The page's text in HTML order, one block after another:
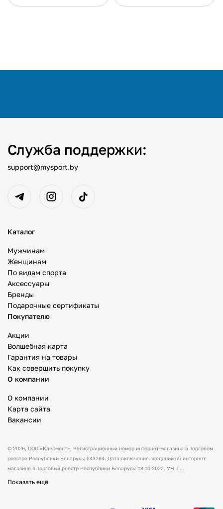
Служба поддержки:
support@mysport.by
Каталог
Мужчинам
Женщинам
По видам спорта
Аксессуары
Бренды
Подарочные сертификаты
Покупателю
Акции
Волшебная карта
Гарантия на товары
Как совершить покупку
О компании
О компании
Карта сайта
Вакансии
© 2026, ООО «Клермонт» , Регистрационный номер интернет-магазина в Торговом
реестре Республики Беларусь: 543264. Дата включения сведений об интернет-
магазине в Торговый реестр Республики Беларусь: 13.10.2022. УНП:
Показать ещё